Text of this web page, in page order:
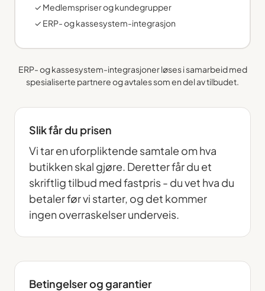
✓ Medlemspriser og kundegrupper
✓ ERP- og kassesystem-integrasjon
ERP- og kassesystem-integrasjoner løses i samarbeid med
spesialiserte partnere og avtales som en del av tilbudet.
Slik får du prisen
Vi tar en uforpliktende samtale om hva
butikken skal gjøre. Deretter får du et
skriftlig tilbud med fastpris - du vet hva du
betaler før vi starter, og det kommer
ingen overraskelser underveis.
Betingelser og garantier